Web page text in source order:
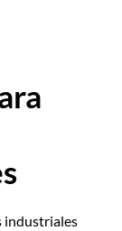
industriales